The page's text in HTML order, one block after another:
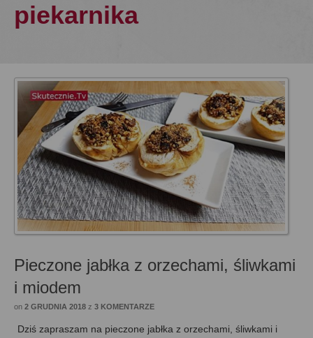
piekarnika
Pieczone jabłka z orzechami, śliwkami
i miodem
on 2 GRUDNIA 2018 z 3 KOMENTARZE
Dziś zapraszam na pieczone jabłka z orzechami, śliwkami i